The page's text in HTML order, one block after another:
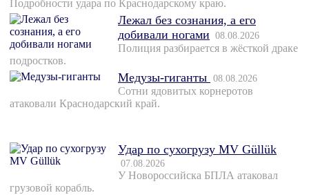
Подробности удара по Краснодарскому краю.
Лежал без сознания, а его
добивали ногами 08.08.2026
Полиция разбирается в жёсткой драке
подростков.
Медузы-гиганты 08.08.2026
Сотни ядовитых корнеротов
атаковали Краснодарский край.
Удар по сухогрузу MV Güllük
07.08.2026
У Новороссийска БПЛА атаковал
грузовой корабль.